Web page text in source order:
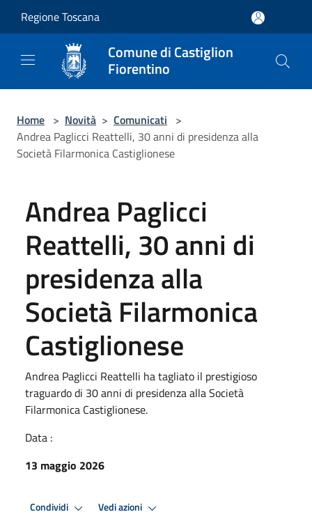
Regione Toscana
Comune di Castiglion
Fiorentino
Home > Novità > Comunicati >
Andrea Paglicci Reattelli, 30 anni di presidenza alla
Società Filarmonica Castiglionese
Andrea Paglicci
Reattelli, 30 anni di
presidenza alla
Società Filarmonica
Castiglionese
Andrea Paglicci Reattelli ha tagliato il prestigioso
traguardo di 30 anni di presidenza alla Società
Filarmonica Castiglionese.
Data :
13 maggio 2026
Condividi Vedi azioni